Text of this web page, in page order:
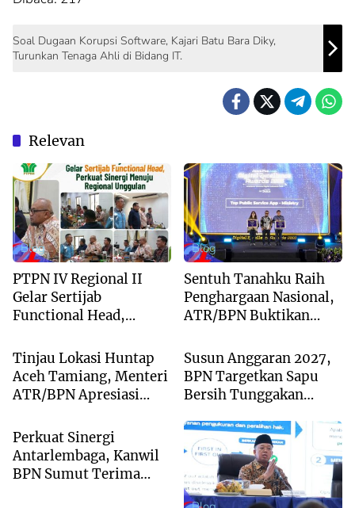
Soal Dugaan Korupsi Software, Kajari Batu Bara Diky,
Turunkan Tenaga Ahli di Bidang IT.
Relevan
Blog
PTPN IV Regional II
Gelar Sertijab
Functional Head,
Regional Unggulan
Blog
Sentuh Tanahku Raih
Penghargaan Nasional,
ATR/BPN Buktikan
Layanan Pertanahan
Tinjau Lokasi Huntap
Aceh Tamiang, Menteri
ATR/BPN Apresiasi
Buddha Tzu Chi dan
Aguan
Blog
Susun Anggaran 2027,
BPN Targetkan Sapu
Bersih Tunggakan
Kepastian Waktu
Layanan
Blog
Perkuat Sinergi
Antarlembaga, Kanwil
BPN Sumut Terima